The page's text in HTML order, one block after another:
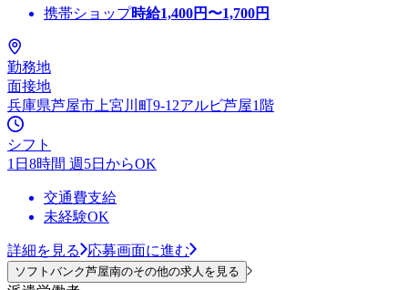
携帯ショップ時給1,400円〜1,700円
勤務地
面接地
兵庫県芦屋市上宮川町9-12アルビ芦屋1階
シフト
1日8時間 週5日からOK
交通費支給
未経験OK
詳細を見る 応募画面に進む
ソフトバンク芦屋南のその他の求人を見る